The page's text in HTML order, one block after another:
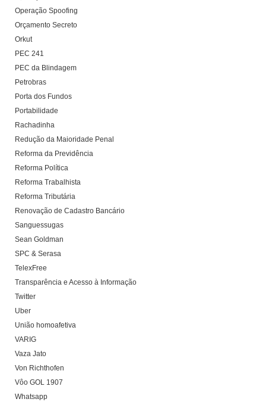
Operação Spoofing
Orçamento Secreto
Orkut
PEC 241
PEC da Blindagem
Petrobras
Porta dos Fundos
Portabilidade
Rachadinha
Redução da Maioridade Penal
Reforma da Previdência
Reforma Política
Reforma Trabalhista
Reforma Tributária
Renovação de Cadastro Bancário
Sanguessugas
Sean Goldman
SPC & Serasa
TelexFree
Transparência e Acesso à Informação
Twitter
Uber
União homoafetiva
VARIG
Vaza Jato
Von Richthofen
Vôo GOL 1907
Whatsapp